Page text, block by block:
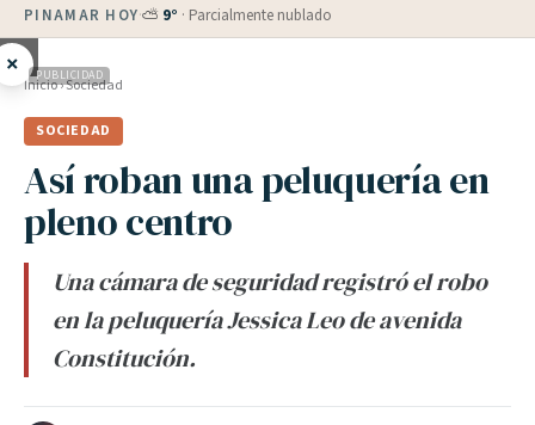
PINAMAR HOY·⛅ 9° · Parcialmente nublado
× PUBLICIDAD
Inicio›Sociedad
SOCIEDAD
Así roban una peluquería en
pleno centro
Una cámara de seguridad registró el robo
en la peluquería Jessica Leo de avenida
Constitución.